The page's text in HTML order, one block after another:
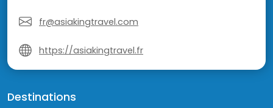
fr@asiakingtravel.com
https://asiakingtravel.fr
Destinations